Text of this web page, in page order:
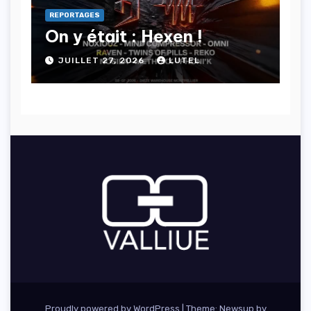
REPORTAGES
On y était : Hexen !
JUILLET 27, 2026 LUTEL
Proudly powered by WordPress Theme: Newsup by